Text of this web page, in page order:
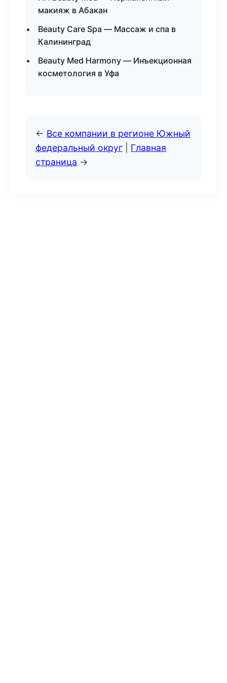
макияж в Абакан
Beauty Care Spa — Массаж и спа в
Калининград
Beauty Med Harmony — Инъекционная
косметология в Уфа
← Все компании в регионе Южный
федеральный округ
Главная
страница →